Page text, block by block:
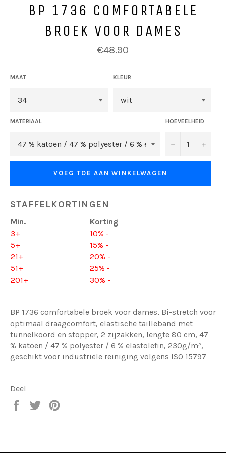
BP 1736 COMFORTABELE
BROEK VOOR DAMES
Normale
prijs
€48.90
MAAT KLEUR
MATERIAAL HOEVEELHEID
− +
VOEG TOE AAN WINKELWAGEN
STAFFELKORTINGEN
Min.
Korting
3+
10% -
5+
15% -
21+
20% -
51+
25% -
201+
30% -
BP 1736 comfortabele broek voor dames, Bi-stretch voor
optimaal draagcomfort, elastische tailleband met
tunnelkoord en stopper, 2 zijzakken, lengte 80 cm, 47
% katoen / 47 % polyester / 6 % elastolefin, 230g/m²,
geschikt voor industriële reiniging volgens ISO 15797
Deel
Deel
Tweet